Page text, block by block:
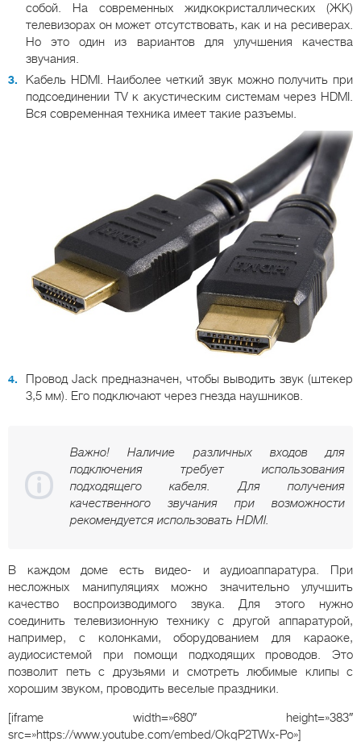
собой. На современных жидкокристаллических (ЖК)
телевизорах он может отсутствовать, как и на ресиверах.
Но это один из вариантов для улучшения качества
звучания.
Кабель HDMI. Наиболее четкий звук можно получить при
подсоединении TV к акустическим системам через HDMI.
Вся современная техника имеет такие разъемы.
Провод Jack предназначен, чтобы выводить звук (штекер
3,5 мм). Его подключают через гнезда наушников.
Важно! Наличие различных входов для
подключения требует использования
подходящего кабеля. Для получения
качественного звучания при возможности
рекомендуется использовать HDMI.
В каждом доме есть видео- и аудиоаппаратура. При
несложных манипуляциях можно значительно улучшить
качество воспроизводимого звука. Для этого нужно
соединить телевизионную технику с другой аппаратурой,
например, с колонками, оборудованием для караоке,
аудиосистемой при помощи подходящих проводов. Это
позволит петь с друзьями и смотреть любимые клипы с
хорошим звуком, проводить веселые праздники.
[iframe width=»680″ height=»383″
src=»https://www.youtube.com/embed/OkqP2TWx-Po»]